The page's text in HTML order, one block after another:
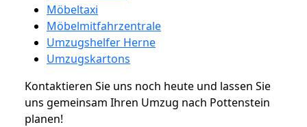
Möbeltaxi
Möbelmitfahrzentrale
Umzugshelfer Herne
Umzugskartons
Kontaktieren Sie uns noch heute und lassen Sie
uns gemeinsam Ihren Umzug nach Pottenstein
planen!